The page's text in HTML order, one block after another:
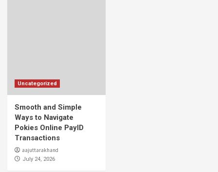
Uncategorized
Smooth and Simple
Ways to Navigate
Pokies Online PayID
Transactions
aajuttarakhand
July 24, 2026